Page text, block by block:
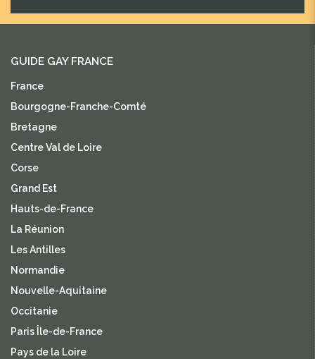
GUIDE GAY FRANCE
France
Bourgogne-Franche-Comté
Bretagne
Centre Val de Loire
Corse
Grand Est
Hauts-de-France
La Réunion
Les Antilles
Normandie
Nouvelle-Aquitaine
Occitanie
Paris Île-de-France
Pays de la Loire